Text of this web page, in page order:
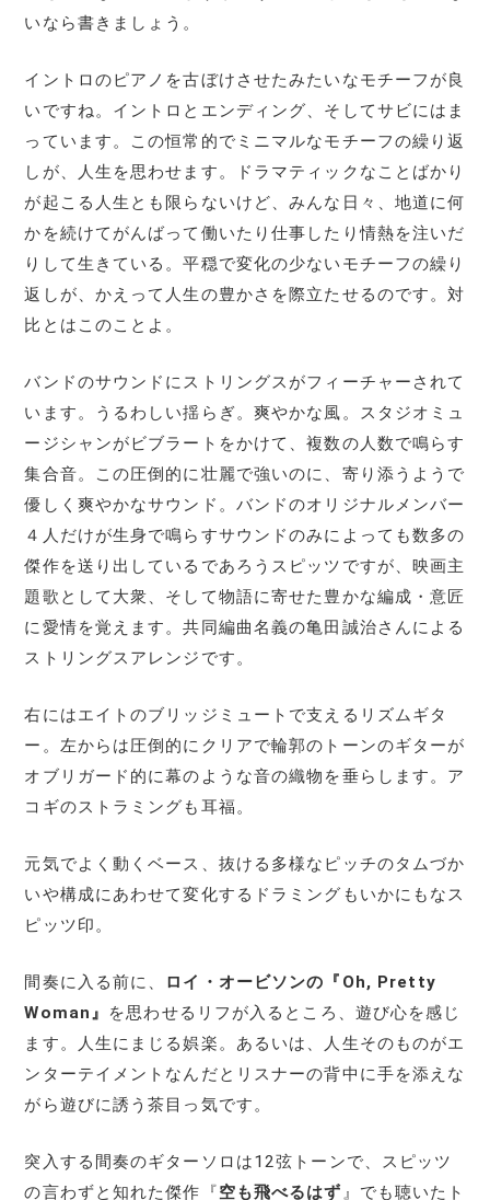
いなら書きましょう。
イントロのピアノを古ぼけさせたみたいなモチーフが良
いですね。イントロとエンディング、そしてサビにはま
っています。この恒常的でミニマルなモチーフの繰り返
しが、人生を思わせます。ドラマティックなことばかり
が起こる人生とも限らないけど、みんな日々、地道に何
かを続けてがんばって働いたり仕事したり情熱を注いだ
りして生きている。平穏で変化の少ないモチーフの繰り
返しが、かえって人生の豊かさを際立たせるのです。対
比とはこのことよ。
バンドのサウンドにストリングスがフィーチャーされて
います。うるわしい揺らぎ。爽やかな風。スタジオミュ
ージシャンがビブラートをかけて、複数の人数で鳴らす
集合音。この圧倒的に壮麗で強いのに、寄り添うようで
優しく爽やかなサウンド。バンドのオリジナルメンバー
４人だけが生身で鳴らすサウンドのみによっても数多の
傑作を送り出しているであろうスピッツですが、映画主
題歌として大衆、そして物語に寄せた豊かな編成・意匠
に愛情を覚えます。共同編曲名義の亀田誠治さんによる
ストリングスアレンジです。
右にはエイトのブリッジミュートで支えるリズムギタ
ー。左からは圧倒的にクリアで輪郭のトーンのギターが
オブリガード的に幕のような音の織物を垂らします。ア
コギのストラミングも耳福。
元気でよく動くベース、抜ける多様なピッチのタムづか
いや構成にあわせて変化するドラミングもいかにもなス
ピッツ印。
間奏に入る前に、 ロイ・オービソンの『Oh, Pretty
Woman』
を思わせるリフが入るところ、遊び心を感じ
ます。人生にまじる娯楽。あるいは、人生そのものがエ
ンターテイメントなんだとリスナーの背中に手を添えな
がら遊びに誘う茶目っ気です。
突入する間奏のギターソロは12弦トーンで、スピッツ
の言わずと知れた傑作『空も飛べるはず 』でも聴いたト